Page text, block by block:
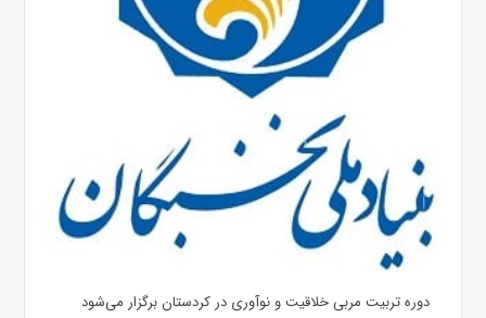
دوره تربیت مربی خلاقیت و نوآوری در کردستان برگزار می‌شود